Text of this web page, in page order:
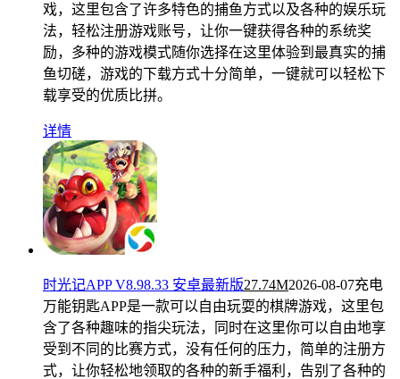
戏，这里包含了许多特色的捕鱼方式以及各种的娱乐玩
法，轻松注册游戏账号，让你一键获得各种的系统奖
励，多种的游戏模式随你选择在这里体验到最真实的捕
鱼切磋，游戏的下载方式十分简单，一键就可以轻松下
载享受的优质比拼。
详情
时光记APP V8.98.33 安卓最新版27.74M2026-08-07充电
万能钥匙APP是一款可以自由玩耍的棋牌游戏，这里包
含了各种趣味的指尖玩法，同时在这里你可以自由地享
受到不同的比赛方式，没有任何的压力，简单的注册方
式，让你轻松地领取的各种的新手福利，告别了各种的